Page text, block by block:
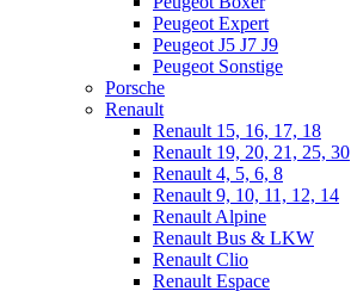
Peugeot Expert
Peugeot J5 J7 J9
Peugeot Sonstige
Porsche
Renault
Renault 15, 16, 17, 18
Renault 19, 20, 21, 25, 30
Renault 4, 5, 6, 8
Renault 9, 10, 11, 12, 14
Renault Alpine
Renault Bus & LKW
Renault Clio
Renault Espace